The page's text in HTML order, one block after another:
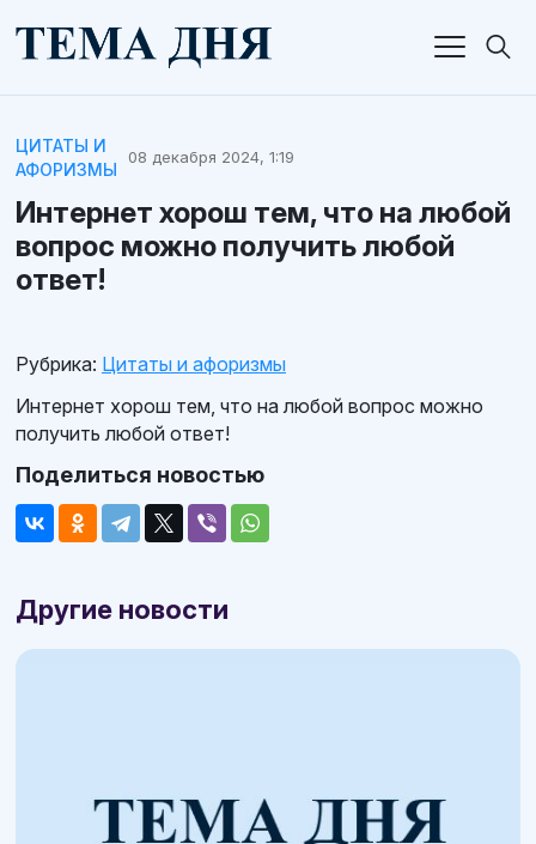
ЦИТАТЫ И
АФОРИЗМЫ
08 декабря 2024, 1:19
Интернет хорош тем, что на любой
вопрос можно получить любой
ответ!
Рубрика: Цитаты и афоризмы
Интернет хорош тем, что на любой вопрос можно
получить любой ответ!
Поделиться новостью
Другие новости